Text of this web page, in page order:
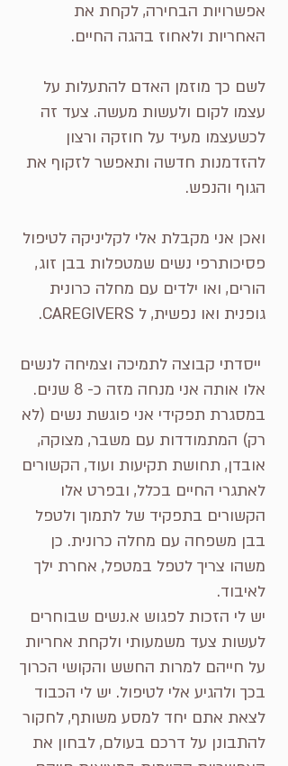
אפשרויות הבחירה, לקחת את
האחריות ולאחוז בהגה החיים.
לשם כך מוזמן האדם להתעלות על
עצמו לקום ולעשות מעשה. צעד זה
לכשעצמו מעיד על חוזקה ורצון
להזדמנות חדשה ותאפשר לזקוף את
הגוף והנפש.
ואכן אני מקבלת אלי לקליניקה לטיפול
פסיכותרפי נשים שמטפלות בבן זוג,
הורים, ואו ילדים עם מחלה כרונית
גופנית ואו נפשית, ל CAREGIVERS.
ייסדתי קבוצה לתמיכה וצמיחה לנשים
אלו אותה אני מנחה מזה כ- 8 שנים.
במסגרת תפקידי אני פוגשת נשים (לא
רק) המתמודדות עם משבר, מצוקה,
אובדן, תחושת תקיעות ועוד, הקשורים
לאתגרי החיים בכלל, ובפרט אלו
הקשורים בתפקיד של לתמוך ולטפל
בבן משפחה עם מחלה כרונית. כן
משהו צריך לטפל במטפל, אחרת ילך
לאיבוד.
יש לי הזכות לפגוש א.נשים שבוחרים
לעשות צעד משמעותי ולקחת אחריות
על חייהם למרות החשש והקושי הכרוך
בכך ולהגיע אלי לטיפול. יש לי הכבוד
לצאת אתם יחד למסע משותף, לחקור
להתבונן על דרכם בעולם, לבחון את